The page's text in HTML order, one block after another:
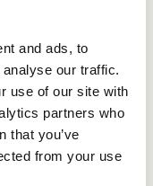
and ads, to
our traffic.
use of our site with
partners who
that you’ve
from your use